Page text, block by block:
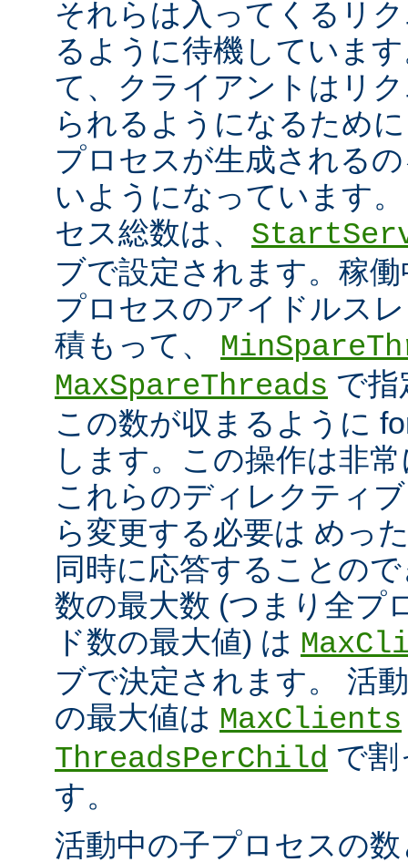
それらは入ってくるリ
るように待機していま
て、クライアントはリ
られるようになるため
プロセスが生成される
いようになっています
セス総数は、
ブで設定されます。稼
プロセスのアイドルス
積もって、
MaxSpareThreads で指
この数が収まるように
します。この操作は非
これらのディレクティ
ら変更する必要は めっ
同時に応答することの
数の最大数 (つまり全プ
ド数の最大値) は
ブで決定されます。 活
の最大値は MaxClients
ThreadsPerChild で割
す。
活動中の子プロセスの